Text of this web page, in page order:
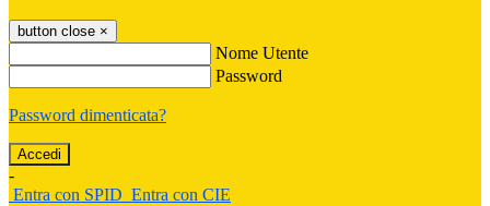
button close ×
Nome Utente
Password
Password dimenticata?
-
Entra con SPID Entra con CIE